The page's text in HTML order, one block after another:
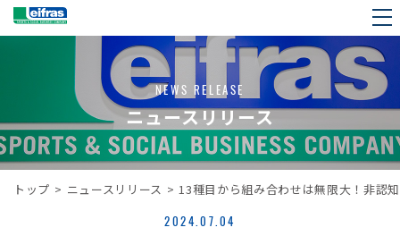
NEWS RELEASE
ニュースリリース
トップ > ニュースリリース > 13種目から組み合わせは無限大！非認
2024.07.04